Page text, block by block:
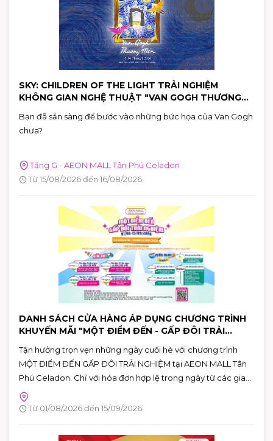
SKY: CHILDREN OF THE LIGHT TRẢI NGHIỆM
KHÔNG GIAN NGHỆ THUẬT "VAN GOGH THƯƠNG
Bạn đã sẵn sàng để bước vào những bức họa của Van Gogh
chưa?
Tầng G - AEON MALL Tân Phú Celadon
Từ 15/08/2026 đến 16/08/2026
DANH SÁCH CỬA HÀNG ÁP DỤNG CHƯƠNG TRÌNH
KHUYẾN MÃI "MỘT ĐIỂM ĐẾN - GẤP ĐÔI TRẢI
Tận hưởng trọn vẹn những ngày cuối hè với chương trình
MỘT ĐIỂM ĐẾN GẤP ĐÔI TRẢI NGHIỆM tại AEON MALL Tân
Phú Celadon. Chỉ với hóa đơn hợp lệ trong ngày từ các gian
hàng tham gia, khách hàng có thể nhận ưu đãi chéo giữa
khu ẩm thực Vườn Ngon và các gian hàng giải trí, giúp hành
Từ 01/08/2026 đến 15/09/2026